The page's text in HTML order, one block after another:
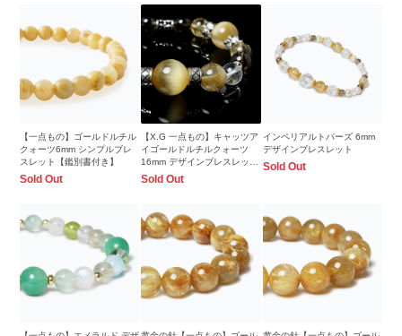
【一点もの】ゴールドルチル
クォーツ6mm シンプルブレ
スレット【鑑別書付き】
Sold Out
【X.G 一点もの】キャッツア
イゴールドルチルクォーツ
16mm デザインブレスレット
【鑑別書付き】
Sold Out
インペリアルトパーズ 6mm
デザインブレスレット
Sold Out